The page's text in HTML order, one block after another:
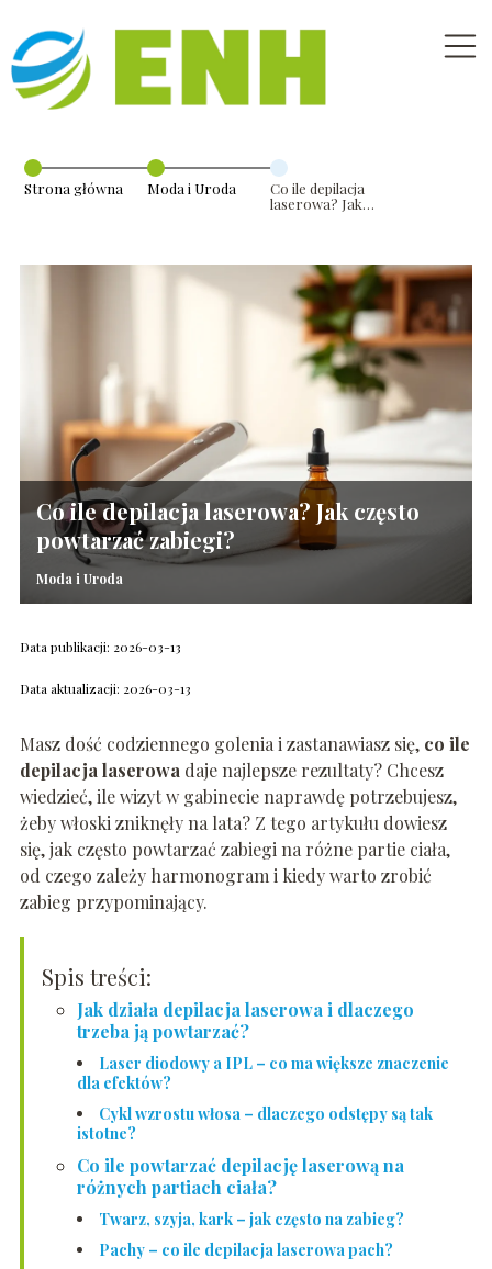
Strona główna Moda i Uroda
Co ile depilacja
laserowa? Jak
Co ile depilacja laserowa? Jak często
powtarzać zabiegi?
Moda i Uroda
Data publikacji: 2026-03-13
Data aktualizacji: 2026-03-13
Masz dość codziennego golenia i zastanawiasz się, co ile
depilacja laserowadaje najlepsze rezultaty? Chcesz
wiedzieć, ile wizyt w gabinecie naprawdę potrzebujesz,
żeby włoski zniknęły na lata? Z tego artykułu dowiesz
się, jak często powtarzać zabiegi na różne partie ciała,
od czego zależy harmonogram i kiedy warto zrobić
zabieg przypominający.
Spis treści:
Jak działa depilacja laserowa i dlaczego
trzeba ją powtarzać?
Laser diodowy a IPL – co ma większe znaczenie
dla efektów?
Cykl wzrostu włosa – dlaczego odstępy są tak
istotne?
Co ile powtarzać depilację laserową na
różnych partiach ciała?
Twarz, szyja, kark – jak często na zabieg?
Pachy – co ile depilacja laserowa pach?